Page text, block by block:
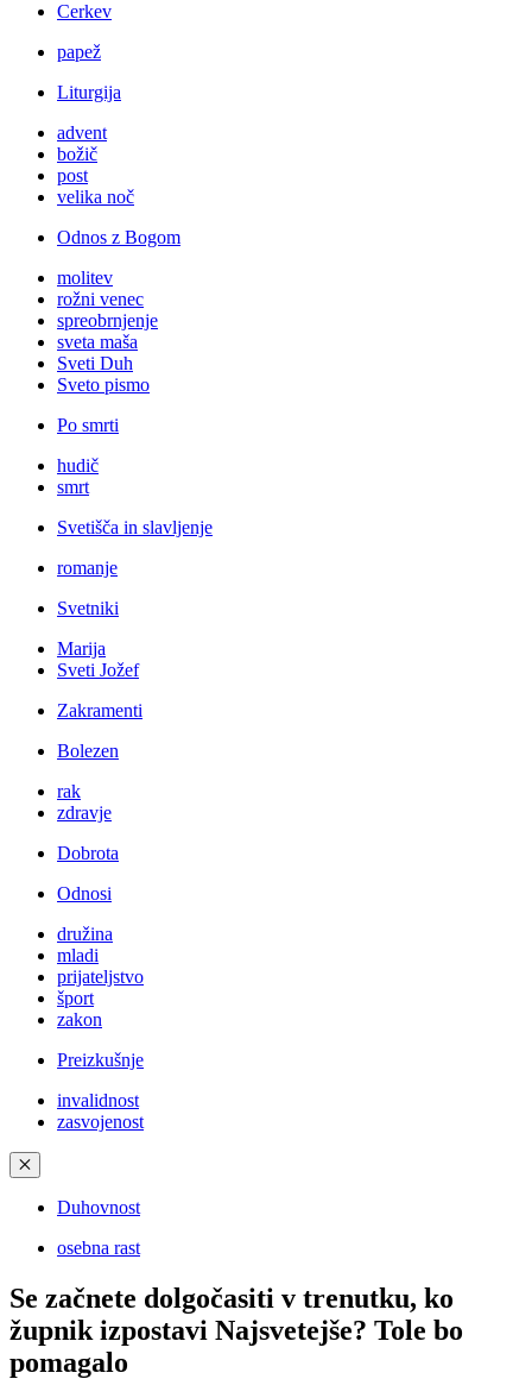
Cerkev
papež
Liturgija
advent
božič
post
velika noč
Odnos z Bogom
molitev
rožni venec
spreobrnjenje
sveta maša
Sveti Duh
Sveto pismo
Po smrti
hudič
smrt
Svetišča in slavljenje
romanje
Svetniki
Marija
Sveti Jožef
Zakramenti
Bolezen
rak
zdravje
Dobrota
Odnosi
družina
mladi
prijateljstvo
šport
zakon
Preizkušnje
invalidnost
zasvojenost
✕
Duhovnost
osebna rast
Se začnete dolgočasiti v trenutku, ko
župnik izpostavi Najsvetejše? Tole bo
pomagalo